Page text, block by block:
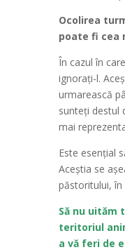
Ocolirea
poate fi cea
În cazul în
ignorați-l.
urmarească
sunteți destul
mai
Este esențial
Aceștia se
păstoritului, în
Să nu uităm
teritoriul
a vă feri de